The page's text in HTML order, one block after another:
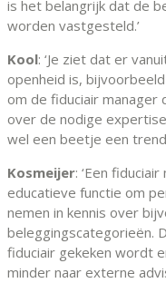
is het belangrijk dat de
worden vastgesteld.’
Kool: ‘Je ziet dat er
openheid is,
om de fiduciair manager
over de nodige
wel een beetje een
Kosmeijer: ‘Een
educatieve functie om
nemen in kennis over
beleggingscategorieën.
fiduciair gekeken wordt
minder naar externe